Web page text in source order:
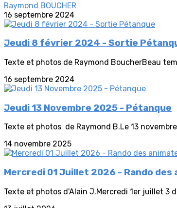
Raymond BOUCHER
16 septembre 2024
Jeudi 8 février 2024 - Sortie
Texte et photos de Raymond BoucherBeau
16 septembre 2024
Jeudi 13 Novembre 2025 - Pétanque
Texte et photos de Raymond B.Le 13
14 novembre 2025
Mercredi 01 Juillet 2026 - Rando des
Texte et photos d'Alain J.Mercredi 1er juillet 3